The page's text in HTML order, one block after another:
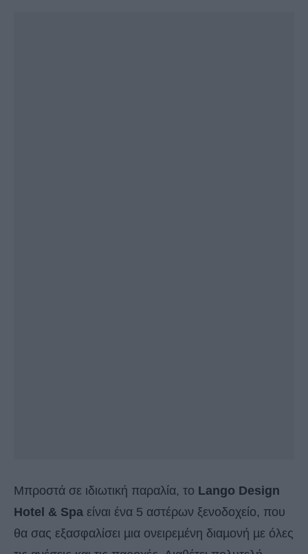
Μπροστά σε ιδιωτική παραλία, το Lango Design
Hotel & Spa είναι ένα 5 αστέρων ξενοδοχείο, που
θα σας εξασφαλίσει µια ονειρεµένη διαµονή µε όλες